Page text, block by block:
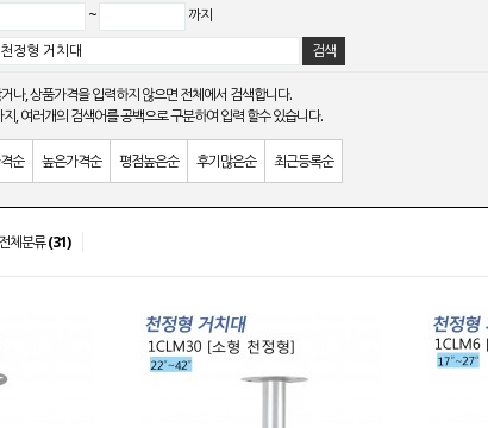
~
까지
나, 상품가격을 입력하지 않으면 전체에서 검색합니다.
, 여러개의 검색어를 공백으로 구분하여 입력 할수 있습니다.
순 높은가격순 평점높은순 후기많은순 최근등록순
전체분류(31)